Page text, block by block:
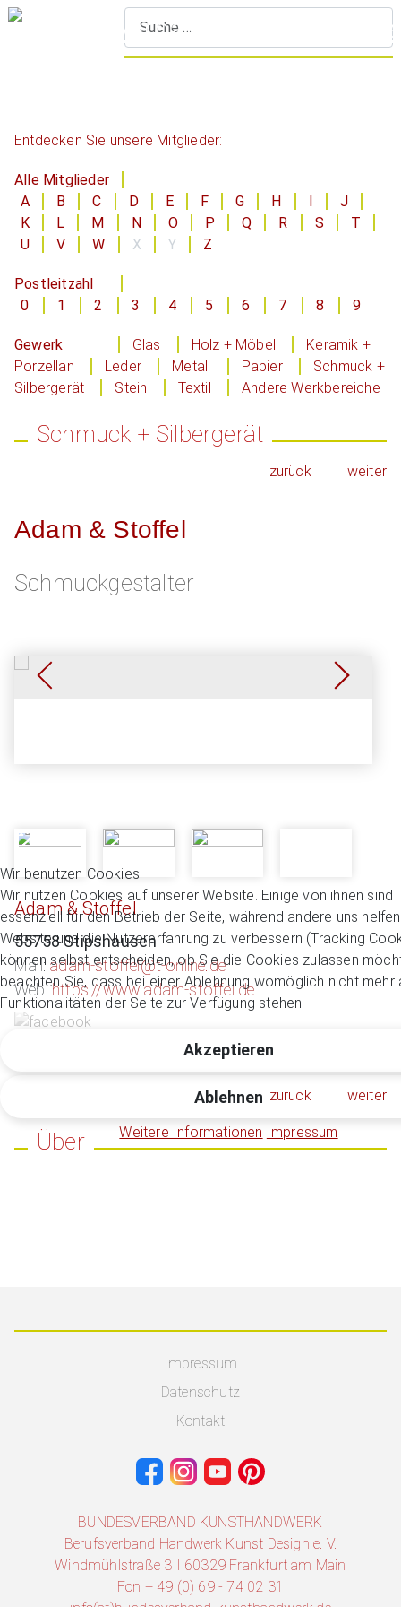
Entdecken Sie unsere Mitglieder:
Alle Mitglieder
A
B C D E F G H
J
K
L M N O P Q R S
T
U
V W X Y Z
Postleitzahl
0
1 2 3 4 5 6 7 8 9
Gewerk Glas Holz + Möbel
Keramik +
Porzellan
Leder Metall Papier
Schmuck +
Silbergerät
Stein Textil Andere Werkbereiche
Schmuck + Silbergerät
zurück weiter
Adam & Stoffel
Schmuckgestalter
Adam & Stoffel
55758 Stipshausen
Mail: adam-stoffel@t-online.de
Web:https://www.adam-stoffel.de
zurück weiter
Über
Impressum
Datenschutz
Kontakt
BUNDESVERBAND KUNSTHANDWERK
Berufsverband Handwerk Kunst Design e. V.
Windmühlstraße 3 I 60329 Frankfurt am Main
Fon + 49 (0) 69 - 74 02 31
Wir benutzen Cookies
Wir nutzen Cookies auf unserer Website. Einige von ihnen sind
essenziell für den Betrieb der Seite, während andere uns
Website und die Nutzererfahrung zu verbessern (Tracking
können selbst entscheiden, ob Sie die Cookies zulassen
beachten Sie, dass bei einer Ablehnung womöglich nicht mehr
Funktionalitäten der Seite zur Verfügung stehen.
Akzeptieren
Ablehnen
Weitere Informationen Impressum